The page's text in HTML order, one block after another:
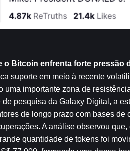
o Bitcoin enfrenta forte pressão
suporte em meio à recente
uma importante zona de
de pesquisa da Galaxy Digital, a
de longo prazo com bases
A análise observou
quantidade de tokens foi